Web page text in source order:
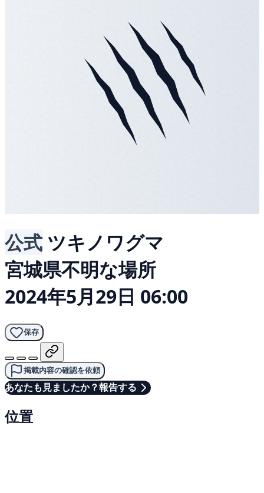
公式 ツキノワグマ
宮城県不明な場所
2024年5月29日 06:00
保存
掲載内容の確認を依頼
あなたも見ましたか？報告する
位置